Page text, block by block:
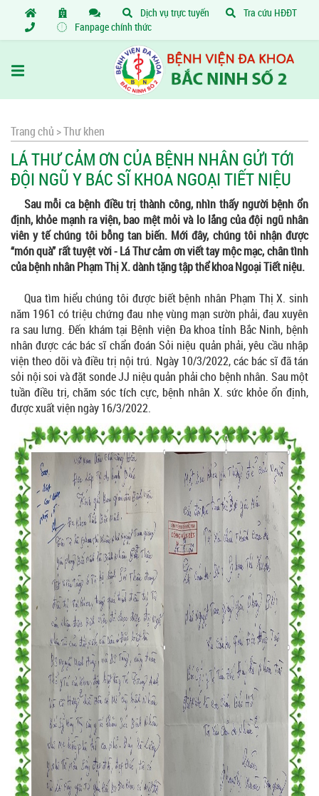
Dịch vụ trực tuyến
Tra cứu HĐĐT
Fanpage chính thức
Trang chủ >Thư khen
LÁ THƯ CẢM ƠN CỦA BỆNH NHÂN GỬI TỚI
ĐỘI NGŨ Y BÁC SĨ KHOA NGOẠI TIẾT NIỆU
Sau mỗi ca bệnh điều trị thành công, nhìn thấy người bệnh ổn
định, khỏe mạnh ra viện, bao mệt mỏi và lo lắng của đội ngũ nhân
viên y tế chúng tôi bỗng tan biến. Mới đây, chúng tôi nhận được
“món quà” rất tuyệt vời - Lá Thư cảm ơn viết tay mộc mạc, chân tình
của bệnh nhân Phạm Thị X.dành tặng tập thể khoa Ngoại Tiết niệu.
Qua tìm hiểu chúng tôi được biết bệnh nhân Phạm Thị X. sinh
năm 1961 có triệu chứng đau nhẹ vùng mạn sườn phải, đau xuyên
ra sau lưng. Đến khám tại Bệnh viện Đa khoa tỉnh Bắc Ninh, bệnh
nhân được các bác sĩ chẩn đoán Sỏi niệu quản phải, yêu cầu nhập
viện theo dõi và điều trị nội trú. Ngày 10/3/2022, các bác sĩ đã tán
sỏi nội soi và đặt sonde JJ niệu quản phải cho bệnh nhân. Sau một
tuần điều trị, chăm sóc tích cực, bệnh nhân X. sức khỏe ổn định,
được xuất viện ngày 16/3/2022.